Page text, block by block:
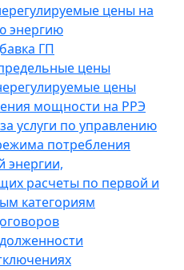
цены на
энергию
ГП
цены
цены
мощности на РРЭ
услуги по управлению
потребления
энергии,
расчеты по первой и
категориям